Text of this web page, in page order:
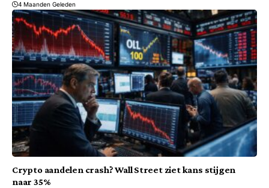
4 Maanden Geleden
Crypto aandelen crash? Wall Street ziet kans stijgen
naar 35%